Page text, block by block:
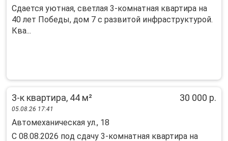
Сдается уютная, светлая 3-комнатная квартира на
40 лет Победы, дом 7 c развитой инфраструктурой.
Ква...
3-к квартира, 44 м² 30 000 р.
05.08.26 17:41
Автомеханическая ул., 18
C 08.08.2026 пoд cдaчу 3-комнатнaя квaртира на